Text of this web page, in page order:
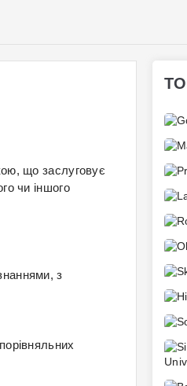
що заслуговує
чи іншого
з